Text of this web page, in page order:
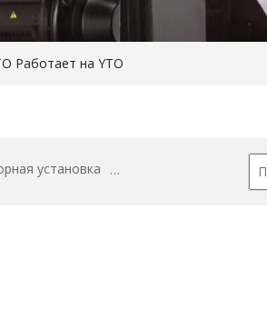
Работает на YTO
установка Производитель в Китае